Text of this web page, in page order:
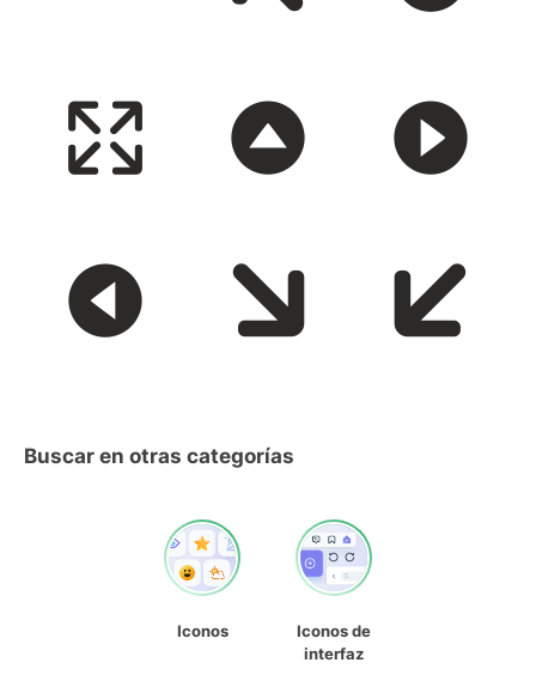
Buscar en otras categorías
Iconos
Iconos de
interfaz